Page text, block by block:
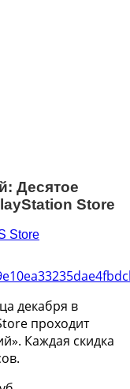
нового
игр PS4, обзоры
Десятое
Store
Store
декабря в
проходит
Каждая скидка